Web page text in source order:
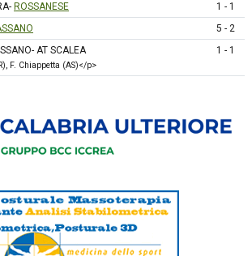
ROSSANESE
1 - 1
5 - 2
AT SCALEA
F. Chiappetta (AS)</p>
1 - 1